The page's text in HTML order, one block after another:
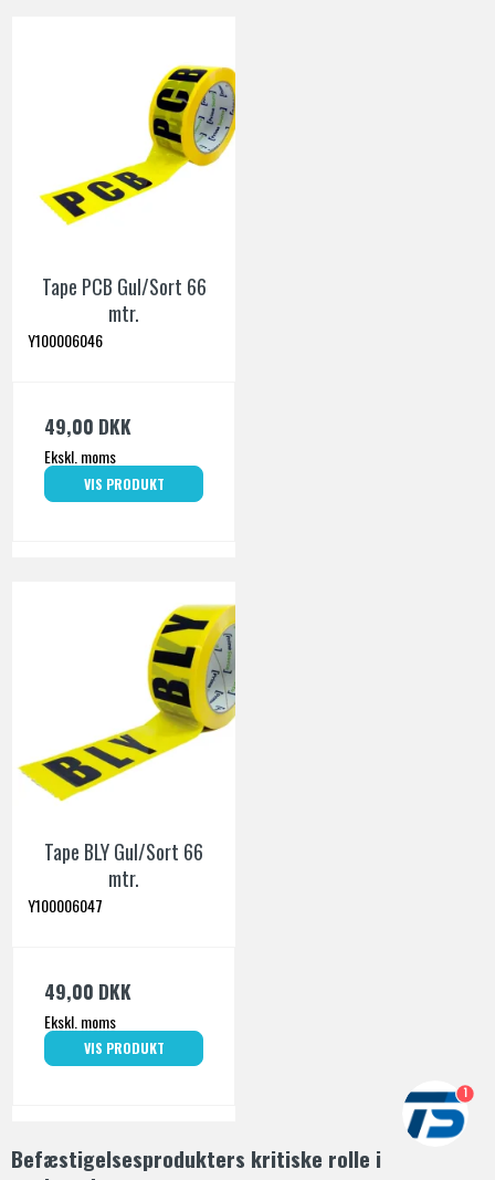
Tape PCB Gul/Sort 66
mtr.
Y100006046
49,00 DKK
Ekskl. moms
VIS PRODUKT
Tape BLY Gul/Sort 66
mtr.
Y100006047
49,00 DKK
Ekskl. moms
VIS PRODUKT
Befæstigelsesprodukters kritiske rolle i
1